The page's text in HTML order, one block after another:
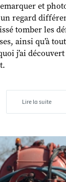
et
un regard
tomber les
ainsi qu’à
j’ai
Lire la suite